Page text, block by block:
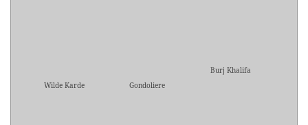
Wilde Karde Gondoliere
Burj Khalifa